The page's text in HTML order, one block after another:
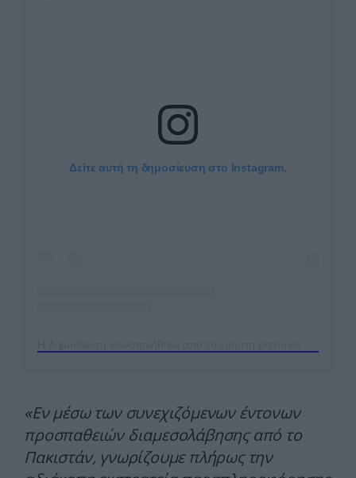
Δείτε αυτή τη δημοσίευση στο Instagram.
«Εν μέσω των συνεχιζόμενων έντονων
προσπαθειών διαμεσολάβησης από το
Πακιστάν, γνωρίζουμε πλήρως την